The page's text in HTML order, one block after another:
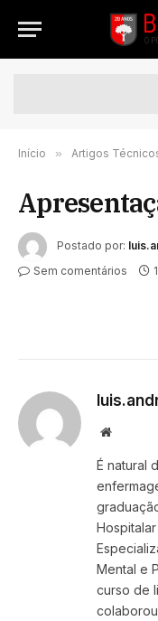
Início » Artigos
Postado por:
Sem comentários
Website
É natural
Mental e
curso de